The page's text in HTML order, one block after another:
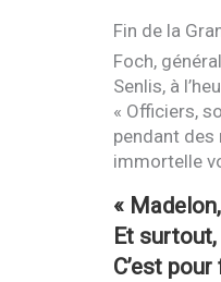
Fin de la
Foch,
Senlis, à
« Officiers,
pendant des
immortelle
«
Et surtout,
C’est